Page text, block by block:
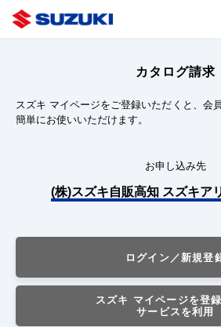
カタログ請求
スズキ マイページをご登録いただくと、会
簡単にお使いいただけます。
お申し込み先
(株)スズキ自販高知 スズキア
ログイン／新規登
スズキ マイページを登
サービスを利用